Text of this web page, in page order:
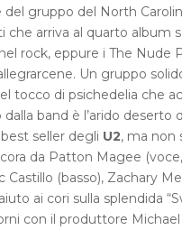
gruppo del North
arriva al quarto album
rock, eppure i The Nude
Un gruppo
tocco di psichedelia che
band è l’arido deserto
seller degli U2, ma non
da Patton Magee
(basso), Zachary
ai cori sulla splendida
con il produttore